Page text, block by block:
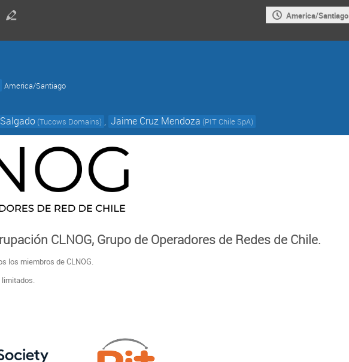
America/Santiago
America/Santiago
(Tucows Domains) , Jaime Cruz Mendoza (PIT Chile SpA)
CLNOG, Grupo de Operadores de Redes de Chile.
los miembros de CLNOG.
limitados.